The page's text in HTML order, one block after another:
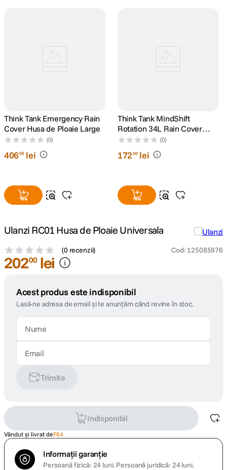
9. dji osmo
10 . insta 360
Think Tank Emergency Rain
Cover Husa de Ploaie Large
(0)
40600 lei
Think Tank MindShift
Rotation 34L Rain Cover
Husa de Ploaie
(0)
17200 lei
Ulanzi RC01 Husa de Ploaie Universala
(0 recenzii) Cod: 125085976
20200 lei
Acest produs este indisponibil
Lasă-ne adresa de email și te anunțăm când revine în stoc.
Trimite
Indisponibil
Vândut și livrat deF64
Informații garanție
Persoană fizică: 24 luni.Persoană juridică: 24 luni.